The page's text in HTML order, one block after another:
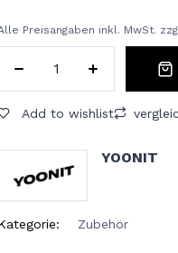
Preisangaben inkl. MwSt.
Add to wishlist
YOONIT
Zubehör